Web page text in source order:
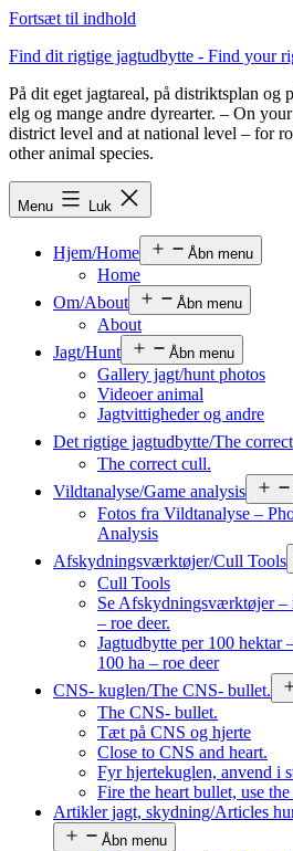
Fortsæt til indhold
Find dit rigtige jagtudbytte - Find your
På dit eget jagtareal, på distriktsplan og
elg og mange andre dyrearter. – On
district level and at national level – for
other animal species.
Menu Luk
Hjem/Home Åbn menu
Home
Om/About
Åbn menu
About
Jagt/Hunt
Åbn menu
Gallery jagt/hunt photos
Videoer animal
Jagtvittigheder og andre
Det rigtige jagtudbytte/The
The correct cull.
Vildtanalyse/Game analysis
Fotos fra Vildtanalyse –
Analysis
Afskydningsværktøjer/Cull Tools
Cull Tools
Se Afskydningsværktøjer –
– roe deer.
Jagtudbytte per 100
100 ha – roe deer
CNS- kuglen/The CNS- bullet.
The CNS- bullet.
Tæt på CNS og hjerte
Close to CNS and heart.
Fyr hjertekuglen, anvend i
Fire the heart bullet, use
Artikler jagt, skydning/Articles
Åbn menu